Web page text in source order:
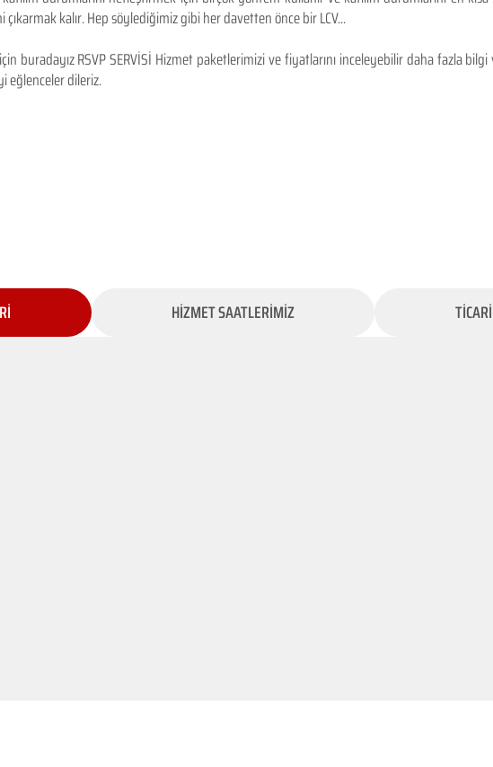
kalır. Hep söylediğimiz gibi her davetten önce bir LCV...
buradayız RSVP SERVİSİ Hizmet paketlerimizi ve fiyatlarını inceleyebilir daha fazla
eğlenceler dileriz.
HİZMET SAATLERİMİZ